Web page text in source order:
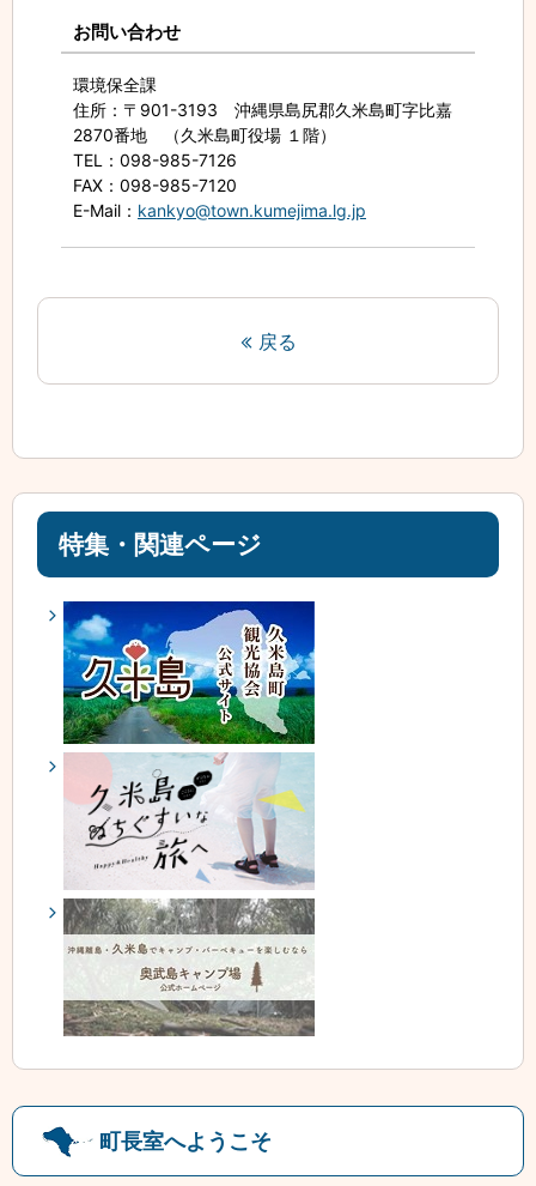
お問い合わせ
環境保全課
住所 ：〒901-3193 沖縄県島尻郡久米島町字比嘉
2870番地 （久米島町役場 １階）
TEL
：098-985-7126
FAX ：098-985-7120
E-Mail ： kankyo@town.kumejima.lg.jp
戻る
特集・関連ページ
町長室へようこそ